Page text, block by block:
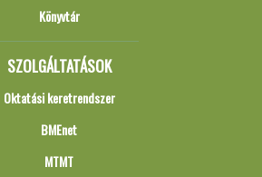
Könyvtár
SZOLGÁLTATÁSOK
Oktatási keretrendszer
BMEnet
MTMT